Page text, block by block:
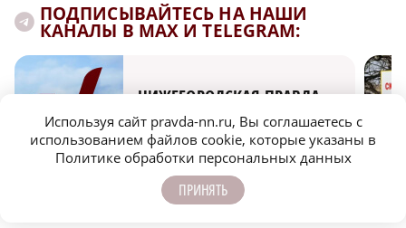
ПОДПИСЫВАЙТЕСЬ НА НАШИ
КАНАЛЫ В MAX И TELEGRAM:
НИЖЕГОРОДСКАЯ ПРАВДА
Быстро, честно, точно. И ничего лишнего
Используя сайт pravda-nn.ru, Вы соглашаетесь с
использованием файлов cookie, которые указаны в
Политике обработки персональных данных
ПРИНЯТЬ